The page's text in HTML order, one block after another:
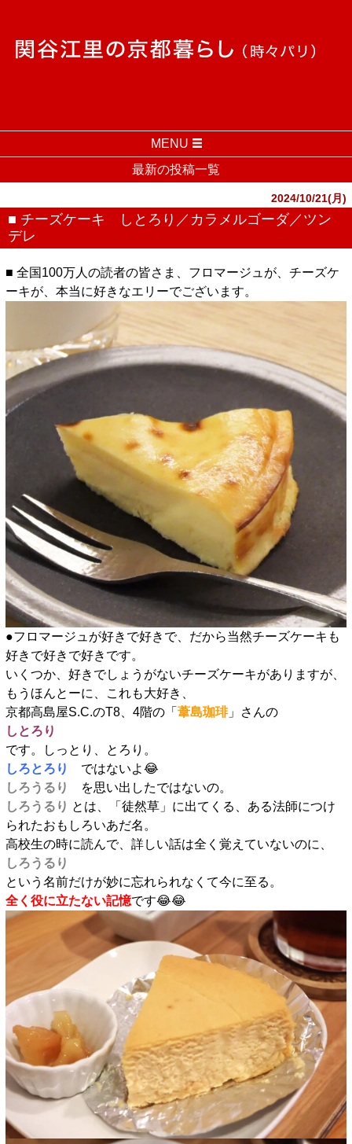
MENU
最新の投稿一覧
2024/10/21(月)
■ チーズケーキ しとろり／カラメルゴーダ／ツン
デレ
■ 全国100万人の読者の皆さま、フロマージュが、チーズケ
ーキが、本当に好きなエリーでございます。
●フロマージュが好きで好きで、だから当然チーズケーキも
好きで好きで好きです。
いくつか、好きでしょうがないチーズケーキがありますが、
もうほんとーに、これも大好き、
京都高島屋S.C.のT8、4階の「 葦島珈琲」さんの
しとろり
です。しっとり、とろり。
しろとろり
ではないよ😂
しろうるり
を思い出したではないの。
しろうるり とは、「徒然草」に出てくる、ある法師につけ
られたおもしろいあだ名。
高校生の時に読んで、詳しい話は全く覚えていないのに、
しろうるり
という名前だけが妙に忘れられなくて今に至る。
全く役に立たない記憶です😂😂